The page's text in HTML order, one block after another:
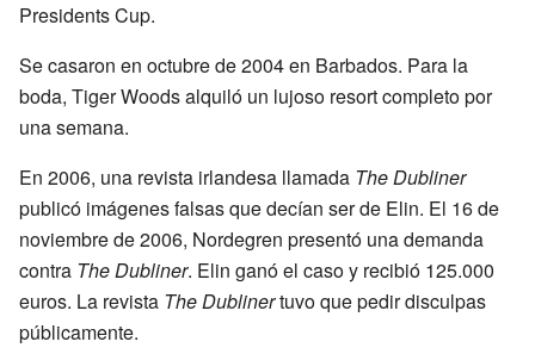
Presidents Cup.
Se casaron en octubre de 2004 en Barbados. Para la
boda, Tiger Woods alquiló un lujoso resort completo por
una semana.
En 2006, una revista irlandesa llamada The Dubliner
publicó imágenes falsas que decían ser de Elin. El 16 de
noviembre de 2006, Nordegren presentó una demanda
contra The Dubliner. Elin ganó el caso y recibió 125.000
euros. La revista The Dublinertuvo que pedir disculpas
públicamente.